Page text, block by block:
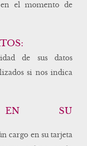
el momento de
de sus datos
si nos indica
EN SU
cargo en su tarjeta